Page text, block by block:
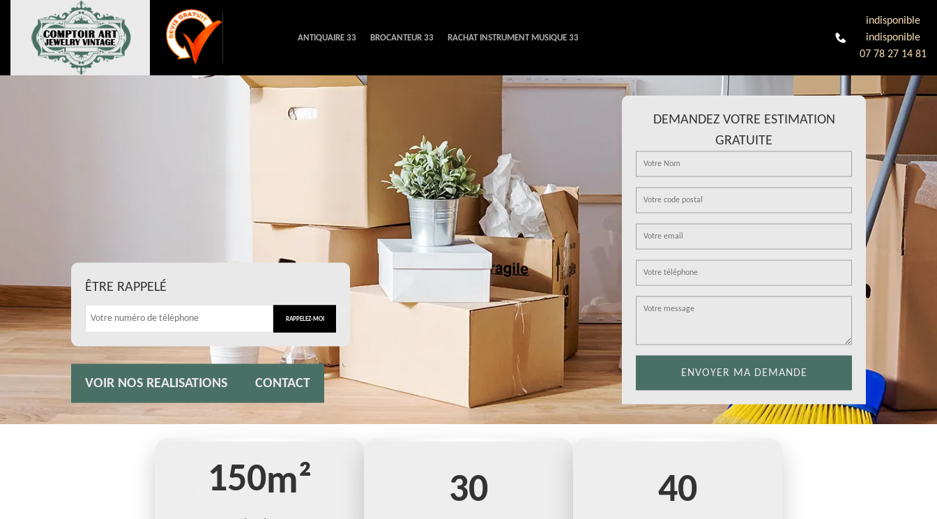
ANTIQUAIRE 33 BROCANTEUR 33 RACHAT INSTRUMENT MUSIQUE 33
indisponible
indisponible
07 78 27 14 81
ÊTRE RAPPELÉ
VOIR NOS REALISATIONS CONTACT
DEMANDEZ VOTRE ESTIMATION
GRATUITE
150m² 30 40